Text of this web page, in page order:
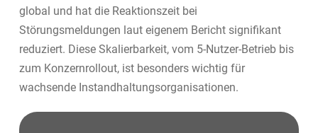
global und hat die Reaktionszeit bei
Störungsmeldungen laut eigenem Bericht signifikant
reduziert. Diese Skalierbarkeit, vom 5-Nutzer-Betrieb bis
zum Konzernrollout, ist besonders wichtig für
wachsende Instandhaltungsorganisationen.